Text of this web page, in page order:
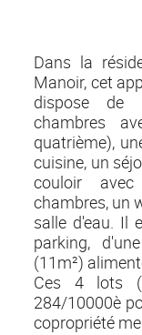
Dans la
Manoir, cet
dispose de
chambres
quatrième),
cuisine, un
couloir
chambres, un
salle d'eau. Il
parking,
(11m²)
Ces 4 lots
284/10000è
copropriété